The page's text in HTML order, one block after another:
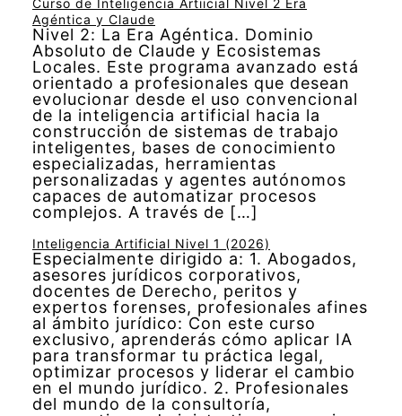
Agéntica y Claude
Nivel 2: La Era Agéntica. Dominio
Absoluto de Claude y Ecosistemas
Locales. Este programa avanzado está
orientado a profesionales que desean
evolucionar desde el uso convencional
de la inteligencia artificial hacia la
construcción de sistemas de trabajo
inteligentes, bases de conocimiento
especializadas, herramientas
personalizadas y agentes autónomos
capaces de automatizar procesos
complejos. A través de […]
Inteligencia Artificial Nivel 1 (2026)
Especialmente dirigido a: 1. Abogados,
asesores jurídicos corporativos,
docentes de Derecho, peritos y
expertos forenses, profesionales afines
al ámbito jurídico: Con este curso
exclusivo, aprenderás cómo aplicar IA
para transformar tu práctica legal,
optimizar procesos y liderar el cambio
en el mundo jurídico. 2. Profesionales
del mundo de la consultoría,